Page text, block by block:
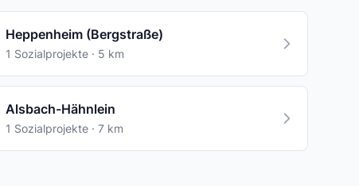
Heppenheim (Bergstraße)
1 Sozialprojekte · 5 km
Alsbach-Hähnlein
1 Sozialprojekte · 7 km